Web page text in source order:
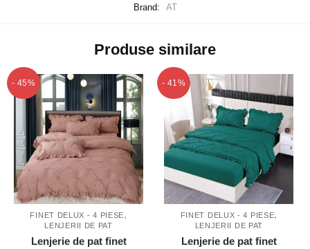
Brand:
AT
Produse similare
- 45%
FINET DELUX - 4 PIESE,
LENJERII DE PAT
Lenjerie de pat finet
- 41%
FINET DELUX - 4 PIESE,
LENJERII DE PAT
Lenjerie de pat finet